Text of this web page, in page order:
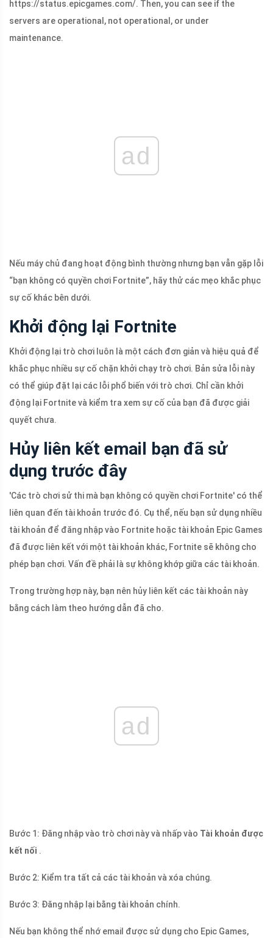
https://status.epicgames.com/. Then, you can see if the
servers are operational, not operational, or under
maintenance.
ad
Nếu máy chủ đang hoạt động bình thường nhưng bạn vẫn gặp lỗi
“bạn không có quyền chơi Fortnite”, hãy thử các mẹo khắc phục
sự cố khác bên dưới.
Khởi động lại Fortnite
Khởi động lại trò chơi luôn là một cách đơn giản và hiệu quả để
khắc phục nhiều sự cố chặn khởi chạy trò chơi. Bản sửa lỗi này
có thể giúp đặt lại các lỗi phổ biến với trò chơi. Chỉ cần khởi
động lại Fortnite và kiểm tra xem sự cố của bạn đã được giải
quyết chưa.
Hủy liên kết email bạn đã sử
dụng trước đây
'Các trò chơi sử thi mà bạn không có quyền chơi Fortnite' có thể
liên quan đến tài khoản trước đó. Cụ thể, nếu bạn sử dụng nhiều
tài khoản để đăng nhập vào Fortnite hoặc tài khoản Epic Games
đã được liên kết với một tài khoản khác, Fortnite sẽ không cho
phép bạn chơi. Vấn đề phải là sự không khớp giữa các tài khoản.
Trong trường hợp này, bạn nên hủy liên kết các tài khoản này
bằng cách làm theo hướng dẫn đã cho.
ad
Bước 1: Đăng nhập vào trò chơi này và nhấp vào Tài khoản được
kết nối .
Bước 2: Kiểm tra tất cả các tài khoản và xóa chúng.
Bước 3: Đăng nhập lại bằng tài khoản chính.
Nếu bạn không thể nhớ email được sử dụng cho Epic Games,